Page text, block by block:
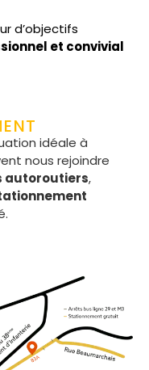
d’objectifs
et convivial
idéale à
nous rejoindre
autoroutiers,